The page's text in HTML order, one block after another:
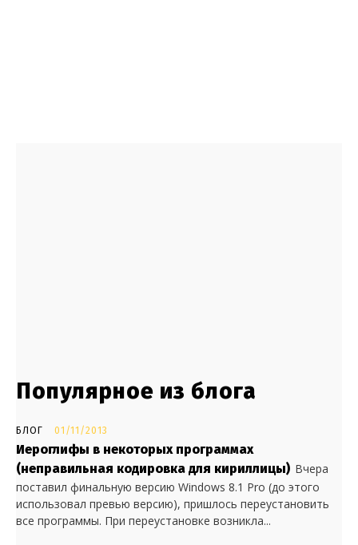
Популярное из блога
БЛОГ 01/11/2013
Иероглифы в некоторых программах
(неправильная кодировка для кириллицы) Вчера
поставил финальную версию Windows 8.1 Pro (до этого
использовал превью версию), пришлось переустановить
все программы. При переустановке возникла...